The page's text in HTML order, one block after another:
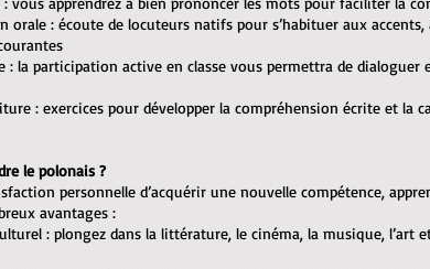
orale : écoute de locuteurs natifs pour s’habituer aux
: la participation active en classe vous permettra de dialoguer
: exercices pour développer la compréhension écrite et la
le polonais ?
personnelle d’acquérir une nouvelle compétence,
avantages :
: plongez dans la littérature, le cinéma, la musique, l’art